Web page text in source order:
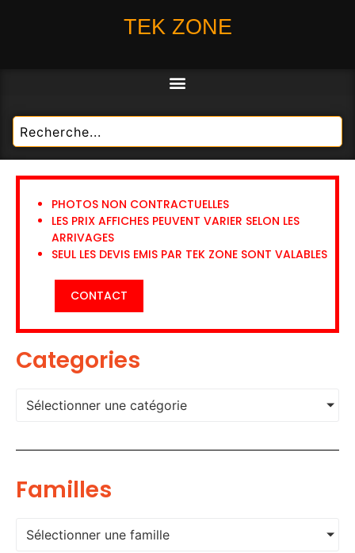
TEK ZONE
PHOTOS NON CONTRACTUELLES
LES PRIX AFFICHES PEUVENT VARIER SELON LES
ARRIVAGES
SEUL LES DEVIS EMIS PAR TEK ZONE SONT VALABLES
CONTACT
Categories
Sélectionner une catégorie
Familles
Sélectionner une famille